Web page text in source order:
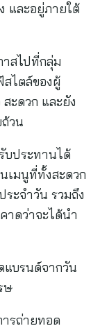
และอยู่ภายใต้
าสไปที่กลุ่ม
ไตล์ของผู้
ะดวก และยัง
วน
ประทานได้
เมนูที่ทั้งสะดวก
ระจำวัน รวมถึง
าดว่าจะได้นำ
แบรนด์จากวัน
ษ
รถ่ายทอด